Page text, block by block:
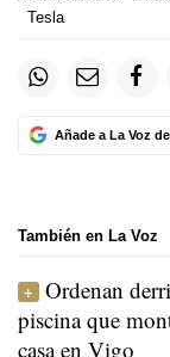
Tesla
Añade a La Voz
También en La Voz
Ordenan
piscina que
casa en Vigo